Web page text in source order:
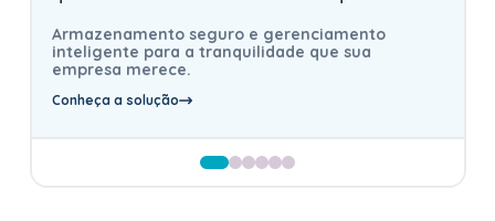
Armazenamento seguro e gerenciamento
inteligente para a tranquilidade que sua
empresa merece.
Conheça a solução